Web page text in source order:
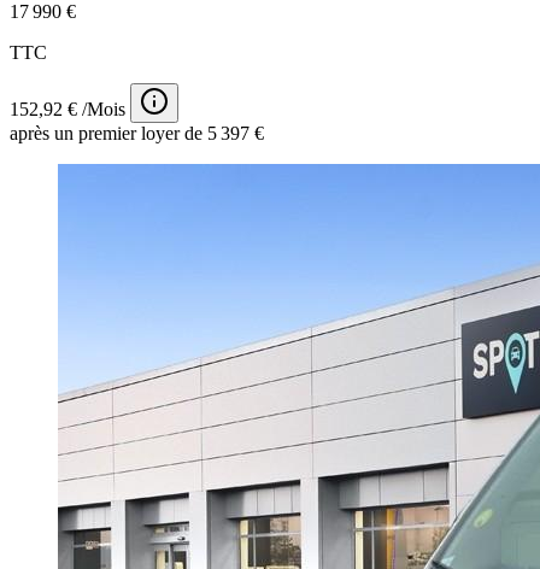
17 990 €
TTC
152,92 € /Mois
après un premier loyer de 5 397 €